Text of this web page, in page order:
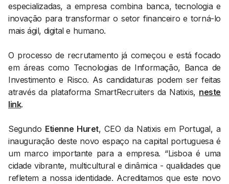
especializadas, a empresa combina banca, tecnologia e
inovação para transformar o setor financeiro e torná-lo
mais ágil, digital e humano.
O processo de recrutamento já começou e está focado
em áreas como Tecnologias de Informação, Banca de
Investimento e Risco. As candidaturas podem ser feitas
através da plataforma SmartRecruiters da Natixis, neste
link.
Segundo Etienne Huret, CEO da Natixis em Portugal, a
inauguração deste novo espaço na capital portuguesa é
um marco importante para a empresa. “Lisboa é uma
cidade vibrante, multicultural e dinâmica - qualidades que
refletem a nossa identidade. Acreditamos que este novo